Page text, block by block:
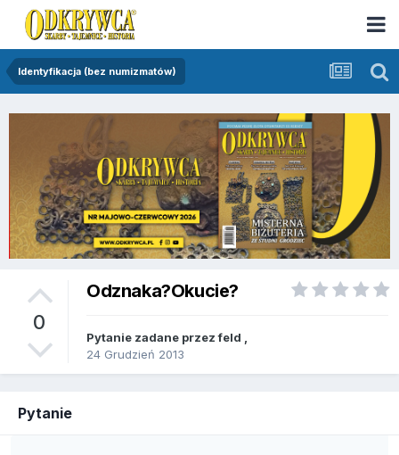
Identyfikacja (bez numizmatów)
0
Odznaka?Okucie?
Pytanie zadane przezfeld
24 Grudzień 2013
Pytanie